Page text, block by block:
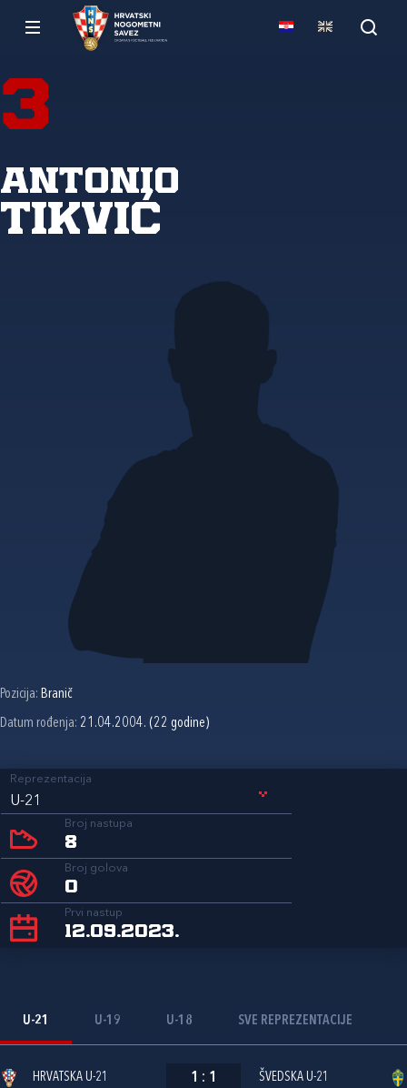
3
Antonio
Tikvić
Pozicija: Branič
Datum rođenja: 21.04.2004. (22 godine)
Reprezentacija
U-21
Broj nastupa
8
Broj golova
0
Prvi nastup
12.09.2023.
U-21 U-19 U-18 SVE REPREZENTACIJE
HRVATSKA U-21 1 : 1 ŠVEDSKA U-21